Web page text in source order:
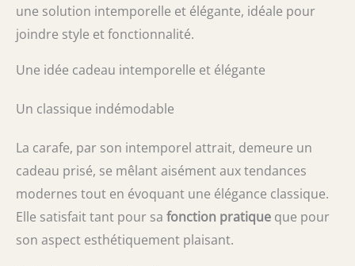
une solution intemporelle et élégante, idéale pour
joindre style et fonctionnalité.
Une idée cadeau intemporelle et élégante
Un classique indémodable
La carafe, par son intemporel attrait, demeure un
cadeau prisé, se mêlant aisément aux tendances
modernes tout en évoquant une élégance classique.
Elle satisfait tant pour sa fonction pratique que pour
son aspect esthétiquement plaisant.